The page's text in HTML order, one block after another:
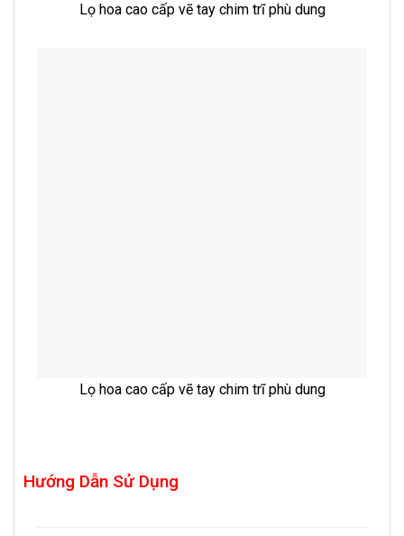
Lọ hoa cao cấp vẽ tay chim trĩ phù dung
Lọ hoa cao cấp vẽ tay chim trĩ phù dung
Hướng Dẫn Sử Dụng